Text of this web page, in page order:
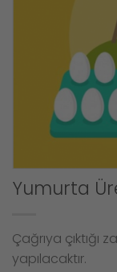
Yumurta
Çağrıya çıktığı
yapılacaktır.